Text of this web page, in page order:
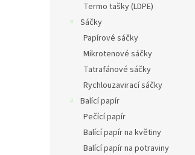
Termo tašky (LDPE)
Sáčky
Papírové sáčky
Mikrotenové sáčky
Tatrafánové sáčky
Rychlouzavirací sáčky
Balící papír
Pečící papír
Balící papír na květiny
Balící papír na potraviny